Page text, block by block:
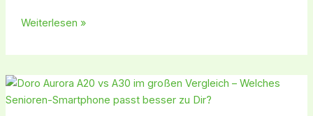
Weiterlesen »
Doro
Aurora